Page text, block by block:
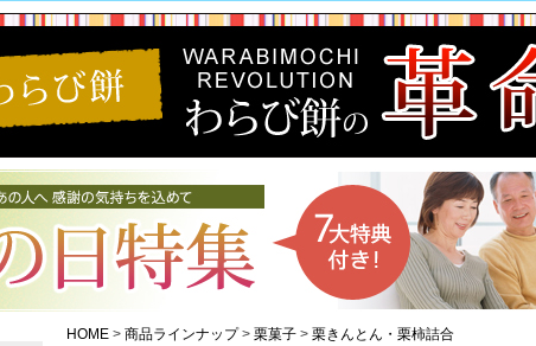
HOME 商品ラインナップ 栗菓子
栗きんとん・栗柿詰合